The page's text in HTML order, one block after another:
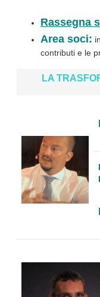
Rassegna
Area soci:
contributi e le
LA